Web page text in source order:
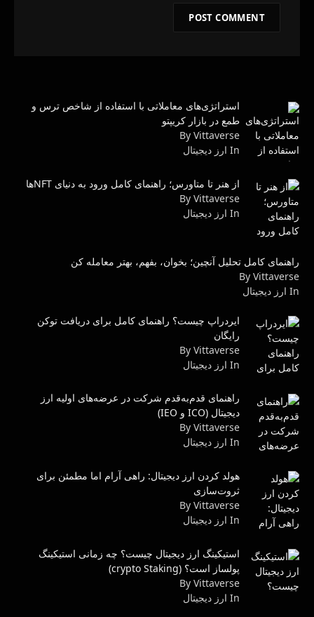
استراتژی‌های معاملاتی با استفاده از شاخص ترس و
طمع در بازار کریپتو
By Vittaverse
In ارز دیجیتال
از هنر تا متاورس؛ راهنمای کامل ورود به دنیای NFTها
By Vittaverse
In ارز دیجیتال
راهنمای کامل تحلیل آنچین؛ بخوان، بفهم، بهتر معامله کن
By Vittaverse
In ارز دیجیتال
ایردراپ چیست؟ راهنمای کامل برای دریافت توکن
رایگان
By Vittaverse
In ارز دیجیتال
راهنمای قدم‌به‌قدم شرکت در عرضه‌های اولیه ارز
دیجیتال (ICO و IEO)
By Vittaverse
In ارز دیجیتال
هولد کردن ارز دیجیتال: راهی آرام اما مطمئن برای
ثروت‌سازی
By Vittaverse
In ارز دیجیتال
استیکینگ ارز دیجیتال چیست؟ چه زمانی استیکینگ
پولساز است؟ (crypto Staking)
By Vittaverse
In ارز دیجیتال